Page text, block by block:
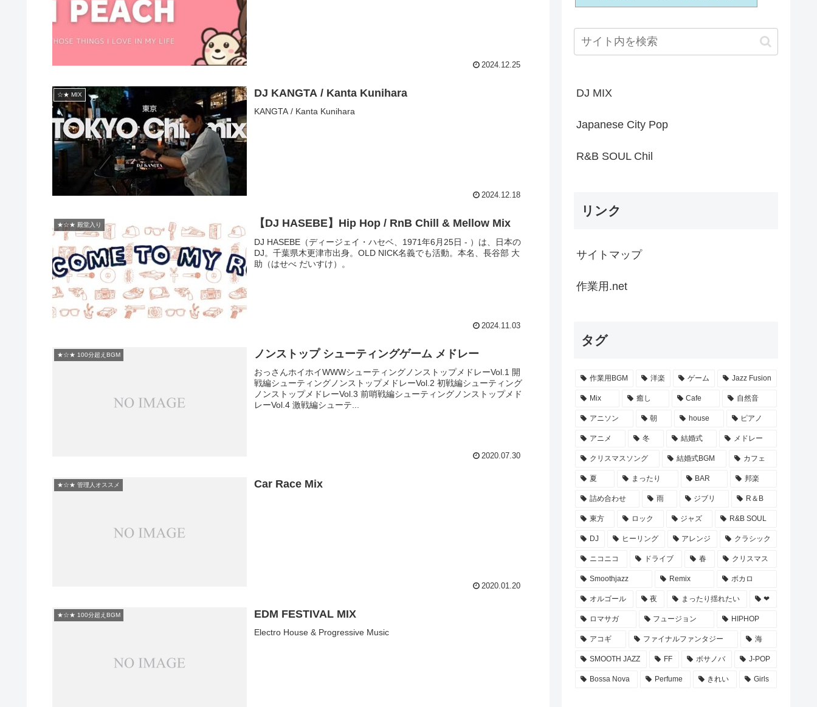
2024.12.25
☆★ MIX DJ KANGTA / Kanta Kunihara
KANGTA / Kanta Kunihara
2024.12.18
★☆★ 殿堂入り 【DJ HASEBE】Hip Hop / RnB Chill & Mellow Mix
DJ HASEBE（ディージェイ・ハセベ、1971年6月25日 - ）は、日本の
DJ。千葉県木更津市出身。OLD NICK名義でも活動。本名、長谷部 大
助（はせべ だいすけ）。
2024.11.03
★☆★ 100分超えBGM ノンストップ シューティングゲーム メドレー
おっさんホイホイWWWシューティングノンストップメドレーVol.1 開
戦編シューティングノンストップメドレーVol.2 初戦編シューティング
ノンストップメドレーVol.3 前哨戦編シューティングノンストップメド
レーVol.4 激戦編シューテ...
2020.07.30
★☆★ 管理人オススメ Car Race Mix
2020.01.20
★☆★ 100分超えBGM EDM FESTIVAL MIX
Electro House & Progressive Music
DJ MIX
Japanese City Pop
R&B SOUL Chil
リンク
サイトマップ
作業用.net
タグ
作業用BGM 洋楽 ゲーム Jazz Fusion
Mix 癒し Cafe 自然音
アニソン 朝 house ピアノ
アニメ 冬 結婚式 メドレー
クリスマスソング 結婚式BGM カフェ
夏 まったり BAR 邦楽
詰め合わせ 雨 ジブリ R＆B
東方 ロック ジャズ R&B SOUL
DJ ヒーリング アレンジ クラシック
ニコニコ ドライブ 春 クリスマス
Smoothjazz Remix ボカロ
オルゴール 夜 まったり揺れたい ❤
ロマサガ フュージョン HIPHOP
アコギ ファイナルファンタジー 海
SMOOTH JAZZ FF ボサノバ J-POP
Bossa Nova Perfume きれい Girls